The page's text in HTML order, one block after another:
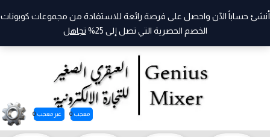
معجب 0 غير معجب 0
أنشئ حساباً الآن واحصل على فرصة رائعة للاستفادة من مجموعات كوبونات
الخصم الحصرية التي تصل إلى 25%
تجاهل
تخطي